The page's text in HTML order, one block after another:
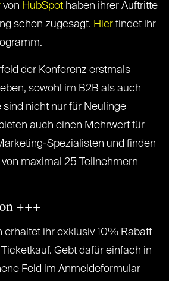
von HubSpot haben ihrer Auftritte
schon zugesagt. Hier findet ihr
der Konferenz erstmals
sowohl im B2B als auch
sind nicht nur für Neulinge
auch einen Mehrwert für
Spezialisten und finden
maximal 25 Teilnehmern
+++
erhaltet ihr exklusiv 10% Rabatt
Gebt dafür einfach in
Feld im Anmeldeformular